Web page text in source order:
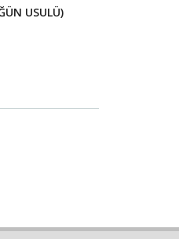
USULÜ)